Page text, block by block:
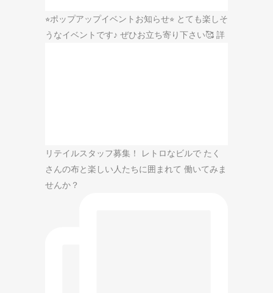
⭐︎ポップアップイベントお知らせ⭐︎ とても楽しそ
うなイベントです♪ ぜひお立ち寄り下さい🥰 詳
リテイルスタッフ募集！ レトロなビルで たく
さんの布と楽しい人たちに囲まれて 働いてみま
せんか？